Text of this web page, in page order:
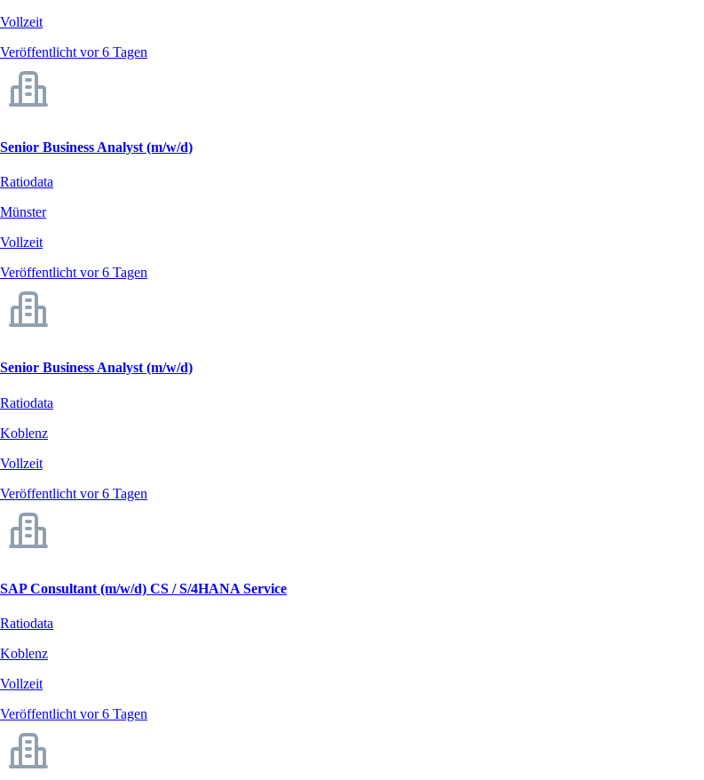
Vollzeit
Veröffentlicht vor 6 Tagen
Senior Business Analyst (m/w/d)
Ratiodata
Münster
Vollzeit
Veröffentlicht vor 6 Tagen
Senior Business Analyst (m/w/d)
Ratiodata
Koblenz
Vollzeit
Veröffentlicht vor 6 Tagen
SAP Consultant (m/w/d) CS / S/4HANA Service
Ratiodata
Koblenz
Vollzeit
Veröffentlicht vor 6 Tagen